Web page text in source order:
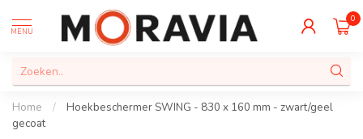
MENU
0
Home /
Hoekbeschermer SWING - 830 x 160 mm - zwart/geel
gecoat